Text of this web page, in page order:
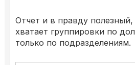
Отчет и в правду
хватает группировки по
только по подразделениям.